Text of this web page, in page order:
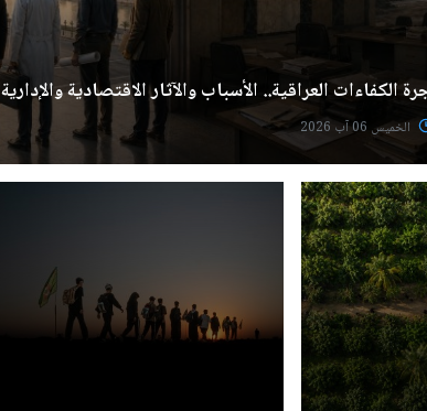
الكفاءات العراقية.. الأسباب والآثار الاقتصادية والإدارية
الخميس 06 آب 2026